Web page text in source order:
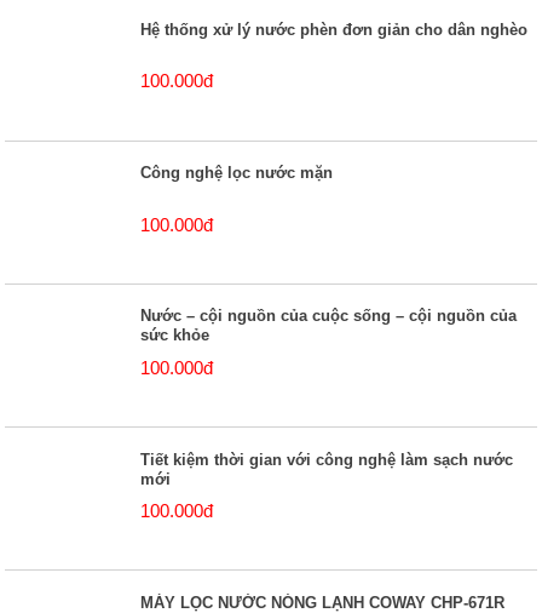
Hệ thống xử lý nước phèn đơn giản cho dân nghèo
100.000đ
Công nghệ lọc nước mặn
100.000đ
Nước – cội nguồn của cuộc sống – cội nguồn của
sức khỏe
100.000đ
Tiết kiệm thời gian với công nghệ làm sạch nước
mới
100.000đ
MÁY LỌC NƯỚC NÓNG LẠNH COWAY CHP-671R